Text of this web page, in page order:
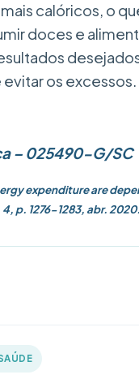
calóricos, o
doces e
os excessos.
– 025490-G/SC
expenditure are
p. 1276-1283, abr. 2020.
link